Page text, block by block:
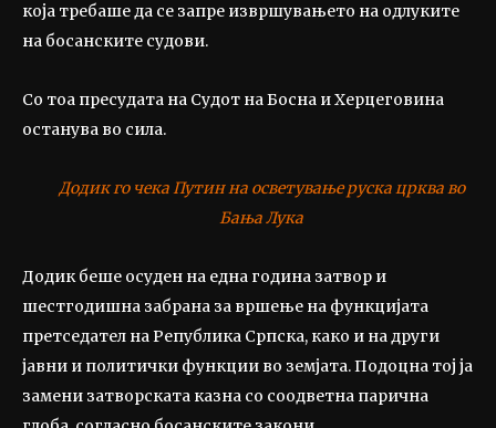
која требаше да се запре извршувањето на одлуките
на босанските судови.
Со тоа пресудата на Судот на Босна и Херцеговина
останува во сила.
Додик го чека Путин на осветување руска црква во
Бања Лука
Додик беше осуден на една година затвор и
шестгодишна забрана за вршење на функцијата
претседател на Република Српска, како и на други
јавни и политички функции во земјата. Подоцна тој ја
замени затворската казна со соодветна парична